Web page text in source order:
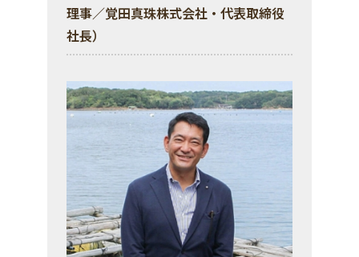
理事／覚田真珠株式会社・代表取締役
社長）